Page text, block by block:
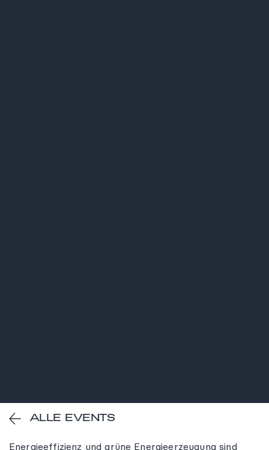
ALLE EVENTS
Energieeffizienz und grüne Energieerzeugung sind